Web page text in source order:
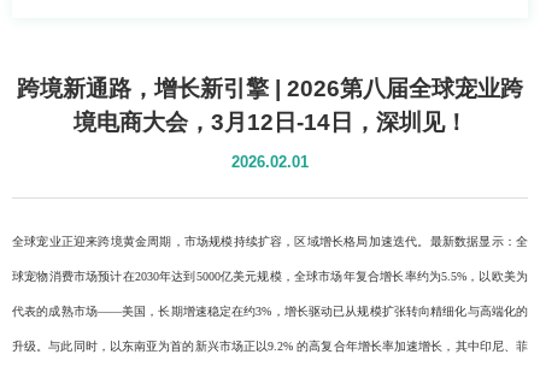
跨境新通路，增长新引擎 | 2026第八届全球宠业跨
境电商大会，3月12日-14日，深圳见！
2026.02.01
全球宠业正迎来跨境黄金周期，市场规模持续扩容，区域增长格局加速迭代。最新数据显示：全
球宠物消费市场预计在2030年达到5000亿美元规模，全球市场年复合增长率约为5.5%，以欧美为
代表的成熟市场——美国，长期增速稳定在约3%，增长驱动已从规模扩张转向精细化与高端化的
升级。与此同时，以东南亚为首的新兴市场正以9.2% 的高复合年增长率加速增长，其中印尼、菲